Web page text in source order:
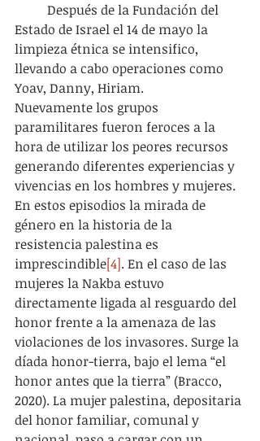
Estado de Israel el 14 de mayo la
limpieza étnica se intensifico,
llevando a cabo operaciones como
Yoav, Danny, Hiriam.
Nuevamente los grupos
paramilitares fueron feroces a la
hora de utilizar los peores recursos
generando diferentes experiencias y
vivencias en los hombres y mujeres.
En estos episodios la mirada de
género en la historia de la
resistencia palestina es
imprescindible[4]. En el caso de las
mujeres la Nakba estuvo
directamente ligada al resguardo del
honor frente a la amenaza de las
violaciones de los invasores. Surge la
díada honor-tierra, bajo el lema “el
honor antes que la tierra” (Bracco,
2020). La mujer palestina, depositaria
del honor familiar, comunal y